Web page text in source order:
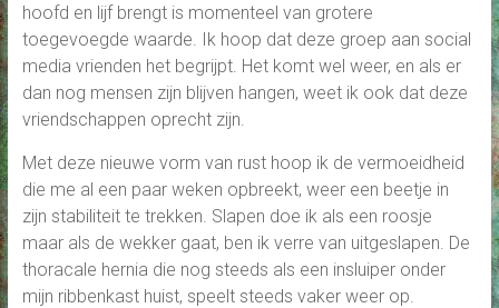
hoofd en lijf brengt is momenteel van grotere
toegevoegde waarde. Ik hoop dat deze groep aan social
media vrienden het begrijpt. Het komt wel weer, en als er
dan nog mensen zijn blijven hangen, weet ik ook dat deze
vriendschappen oprecht zijn.
Met deze nieuwe vorm van rust hoop ik de vermoeidheid
die me al een paar weken opbreekt, weer een beetje in
zijn stabiliteit te trekken. Slapen doe ik als een roosje
maar als de wekker gaat, ben ik verre van uitgeslapen. De
thoracale hernia die nog steeds als een insluiper onder
mijn ribbenkast huist, speelt steeds vaker weer op.